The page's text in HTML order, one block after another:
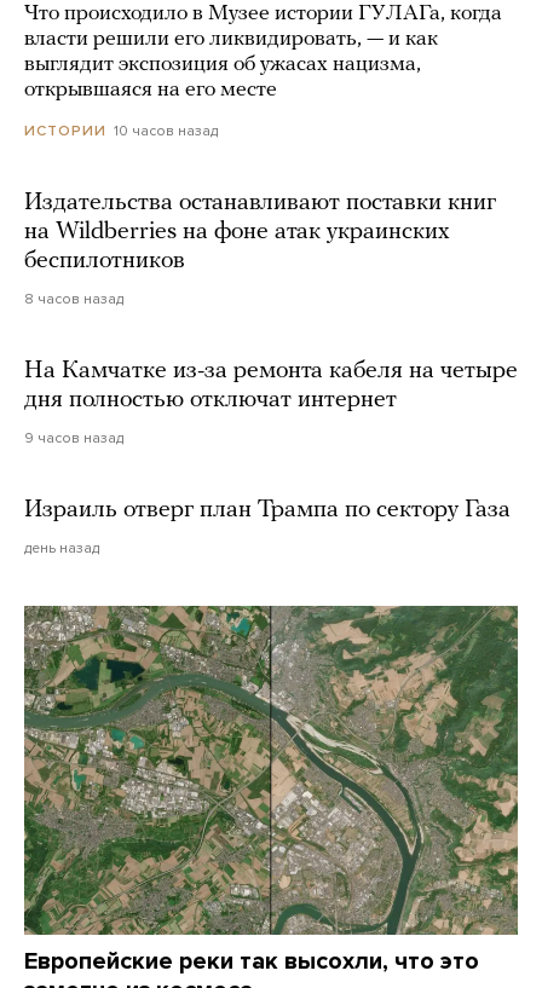
Что происходило в Музее истории ГУЛАГа, когда
власти решили его ликвидировать, — и как
выглядит экспозиция об ужасах нацизма,
открывшаяся на его месте
ИСТОРИИ 10 часов назад
Издательства останавливают поставки книг
на Wildberries на фоне атак украинских
беспилотников
8 часов назад
На Камчатке из-за ремонта кабеля на четыре
дня полностью отключат интернет
9 часов назад
Израиль отверг план Трампа по сектору Газа
день назад
Европейские реки так высохли, что это